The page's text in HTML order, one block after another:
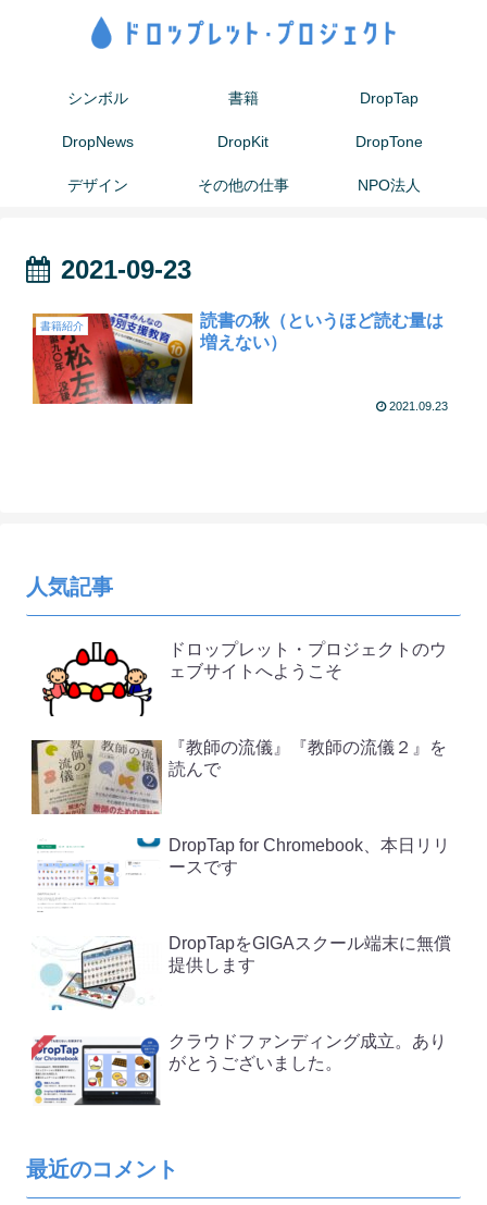
シンボル 書籍 DropTap
DropNews DropKit DropTone
デザイン その他の仕事 NPO法人
2021-09-23
書籍紹介
読書の秋（というほど読む量は
増えない）
2021.09.23
人気記事
ドロップレット・プロジェクトのウ
ェブサイトへようこそ
『教師の流儀』『教師の流儀２』を
読んで
DropTap for Chromebook、本日リリ
ースです
DropTapをGIGAスクール端末に無償
提供します
クラウドファンディング成立。あり
がとうございました。
最近のコメント